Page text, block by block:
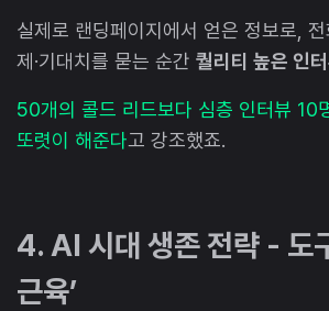
실제로 랜딩페이지에서 얻은 정보로, 전
제·기대치를 묻는 순간 퀄리티 높은 인
50개의 콜드 리드보다 심층 인터뷰 10
또렷이 해준다고 강조했죠.
4. AI 시대 생존 전략 - 도
근육’